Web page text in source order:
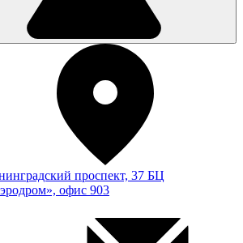
проспект, 37 БЦ
офис 903